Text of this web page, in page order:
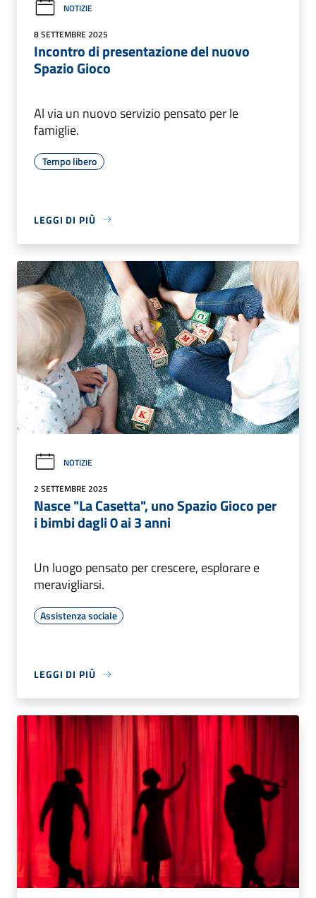
NOTIZIE
8 SETTEMBRE 2025
Incontro di presentazione del nuovo
Spazio Gioco
Al via un nuovo servizio pensato per le
famiglie.
Tempo libero
LEGGI DI PIÙ
NOTIZIE
2 SETTEMBRE 2025
Nasce "La Casetta", uno Spazio Gioco per
i bimbi dagli 0 ai 3 anni
Un luogo pensato per crescere, esplorare e
meravigliarsi.
Assistenza sociale
LEGGI DI PIÙ